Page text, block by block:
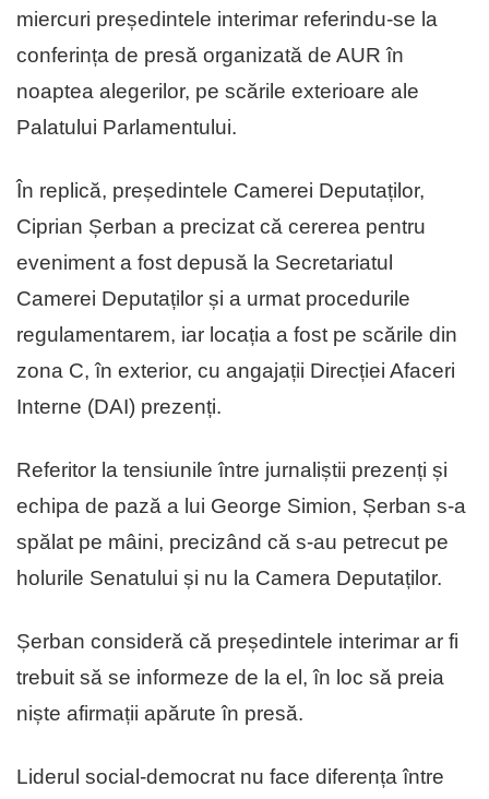
miercuri președintele interimar referindu-se la
conferința de presă organizată de AUR în
noaptea alegerilor, pe scările exterioare ale
Palatului Parlamentului.
În replică, președintele Camerei Deputaților,
Ciprian Șerban a precizat că cererea pentru
eveniment a fost depusă la Secretariatul
Camerei Deputaților și a urmat procedurile
regulamentarem, iar locația a fost pe scările din
zona C, în exterior, cu angajații Direcției Afaceri
Interne (DAI) prezenți.
Referitor la tensiunile între jurnaliștii prezenți și
echipa de pază a lui George Simion, Șerban s-a
spălat pe mâini, precizând că s-au petrecut pe
holurile Senatului și nu la Camera Deputaților.
Șerban consideră că președintele interimar ar fi
trebuit să se informeze de la el, în loc să preia
niște afirmații apărute în presă.
Liderul social-democrat nu face diferența între